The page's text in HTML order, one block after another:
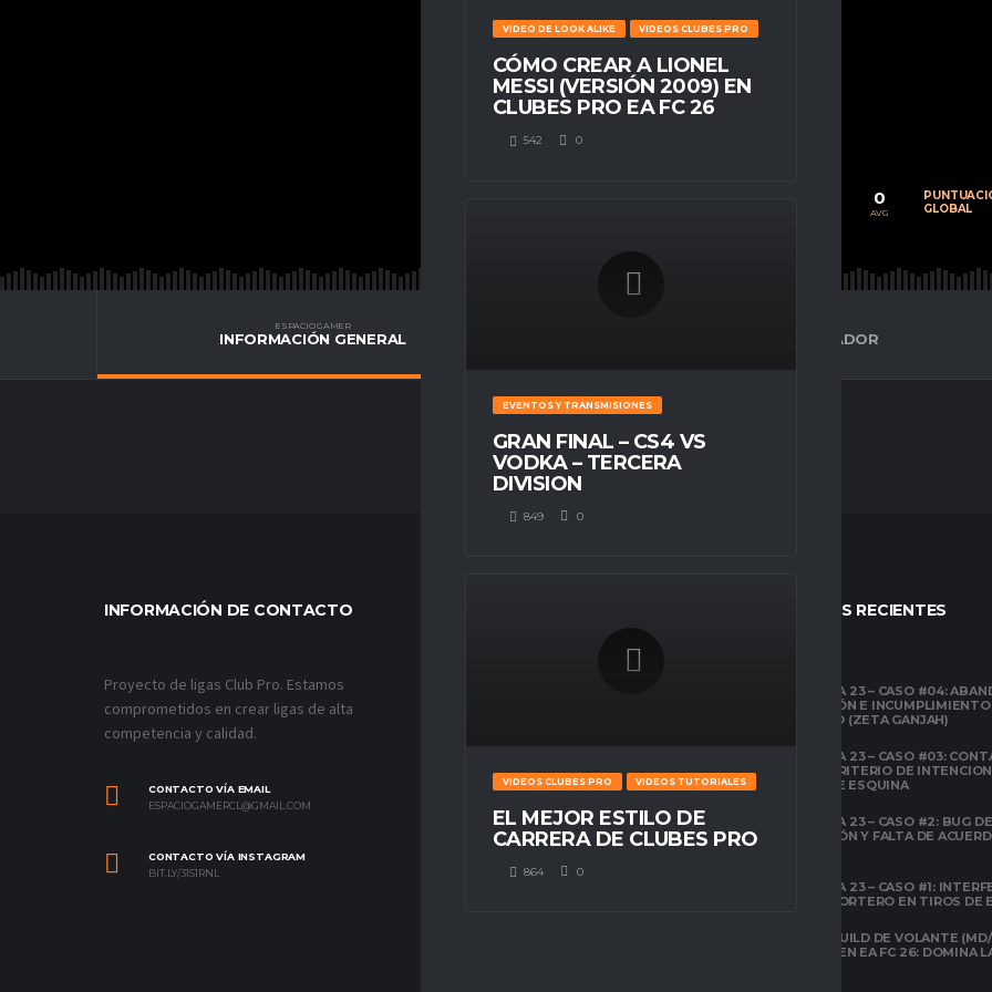
VIDEO DE LOOK ALIKE VIDEOS CLUBES PRO
CÓMO CREAR A LIONEL
MESSI (VERSIÓN 2009) EN
CLUBES PRO EA FC 26
542 0
EVENTOS Y TRANSMISIONES
GRAN FINAL – CS4 VS
VODKA – TERCERA
DIVISION
849 0
VIDEOS CLUBES PRO VIDEOS TUTORIALES
EL MEJOR ESTILO DE
CARRERA DE CLUBES PRO
864 0
POSITION
n/a
0
AVG
GLOBAL
ESPACIO GAMER
INFORMACIÓN GENERAL ESTADÍSTICAS DEL JUGADOR
INFORMACIÓN DE CONTACTO
Proyecto de ligas Club Pro. Estamos
comprometidos en crear ligas de alta
competencia y calidad.
CONTACTO VÍA EMAIL
ESPACIOGAMERCL@GMAIL.COM
CONTACTO VÍA INSTAGRAM
BIT.LY/31S1RNL
ESPACIO GAMER
TODOS LOS
22 EXPLICADOS
ENTRADAS RECIENTES
TEMPORADA 23 – CASO #04:
COMPETICIÓN E INCUMPLIMIENTO
ECONÓMICO (ZETA GANJAH)
TEMPORADA 23 – CASO #03:
EL ÁREA Y CRITERIO DE
EN TIROS DE ESQUINA
TEMPORADA 23 – CASO #2: BUG
DESCONEXIÓN Y FALTA DE
TEMPORADA 23 – CASO #1:
ILEGAL AL PORTERO EN TIROS DE
LA MEJOR BUILD DE VOLANTE
CARRILERO EN EA FC 26: DOMINA